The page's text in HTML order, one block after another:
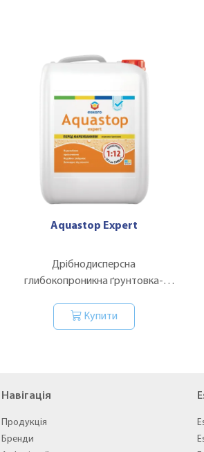
Aquastop Expert
Дрібнодисперсна
глибокопроникна ґрунтовка-
Купити
Навігація
Продукція
Бренди